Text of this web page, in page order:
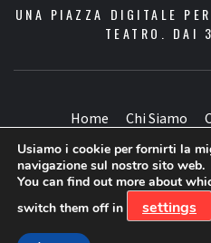
UNA PIAZZA DIGITALE
TEATRO. DAI
Home Chi Siamo
Facebook
Copyright © Tutti i diritti
Usiamo i cookie per fornirti la
navigazione sul nostro sito web.
You can find out more about
switch them off in
settings